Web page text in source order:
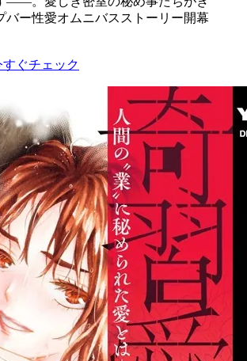
バー性愛オムニバスストーリー開幕
ぐチェック